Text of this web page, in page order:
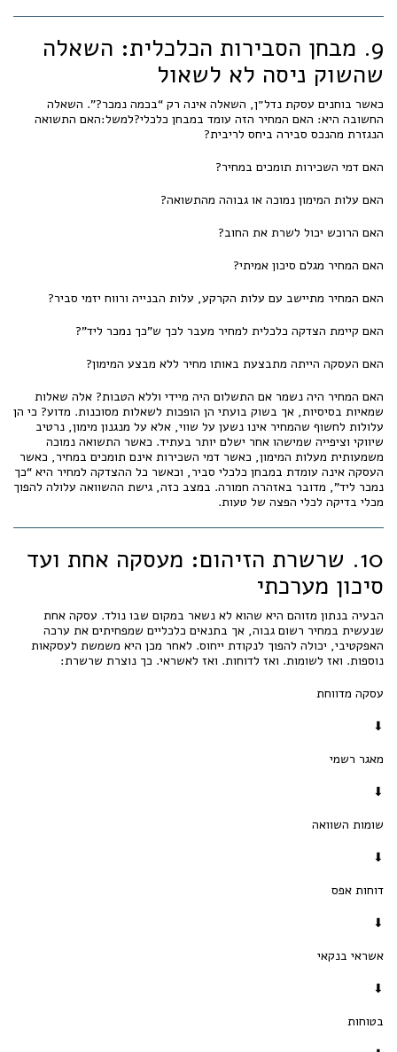
9. מבחן הסבירות הכלכלית: השאלה
שהשוק ניסה לא לשאול
כאשר בוחנים עסקת נדל״ן, השאלה אינה רק “בכמה נמכר?”. השאלה
החשובה היא: האם המחיר הזה עומד במבחן כלכלי?למשל:האם התשואה
הנגזרת מהנכס סבירה ביחס לריבית?
האם דמי השכירות תומכים במחיר?
האם עלות המימון נמוכה או גבוהה מהתשואה?
האם הרוכש יכול לשרת את החוב?
האם המחיר מגלם סיכון אמיתי?
האם המחיר מתיישב עם עלות הקרקע, עלות הבנייה ורווח יזמי סביר?
האם קיימת הצדקה כלכלית למחיר מעבר לכך ש”כך נמכר ליד”?
האם העסקה הייתה מתבצעת באותו מחיר ללא מבצע המימון?
האם המחיר היה נשמר אם התשלום היה מיידי וללא הטבות? אלה שאלות
שמאיות בסיסיות, אך בשוק בועתי הן הופכות לשאלות מסוכנות. מדוע? כי הן
עלולות לחשוף שהמחיר אינו נשען על שווי, אלא על מנגנון מימון, נרטיב
שיווקי וציפייה שמישהו אחר ישלם יותר בעתיד. כאשר התשואה נמוכה
משמעותית מעלות המימון, כאשר דמי השכירות אינם תומכים במחיר, כאשר
העסקה אינה עומדת במבחן כלכלי סביר, וכאשר כל ההצדקה למחיר היא “כך
נמכר ליד”, מדובר באזהרה חמורה. במצב כזה, גישת ההשוואה עלולה להפוך
מכלי בדיקה לכלי הפצה של טעות.
10. שרשרת הזיהום: מעסקה אחת ועד
סיכון מערכתי
הבעיה בנתון מזוהם היא שהוא לא נשאר במקום שבו נולד. עסקה אחת
שנעשית במחיר רשום גבוה, אך בתנאים כלכליים שמפחיתים את ערכה
האפקטיבי, יכולה להפוך לנקודת ייחוס. לאחר מכן היא משמשת לעסקאות
נוספות. ואז לשומות. ואז לדוחות. ואז לאשראי. כך נוצרת שרשרת:
עסקה מדווחת
⬇
מאגר רשמי
⬇
שומות השוואה
⬇
דוחות אפס
⬇
אשראי בנקאי
⬇
בטוחות